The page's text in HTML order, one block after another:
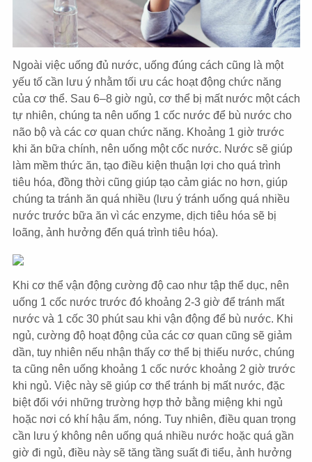
Ngoài việc uống đủ nước, uống đúng cách cũng là một
yếu tố cần lưu ý nhằm tối ưu các hoạt động chức năng
của cơ thể. Sau 6–8 giờ ngủ, cơ thể bị mất nước một cách
tự nhiên, chúng ta nên uống 1 cốc nước để bù nước cho
não bộ và các cơ quan chức năng. Khoảng 1 giờ trước
khi ăn bữa chính, nên uống một cốc nước. Nước sẽ giúp
làm mềm thức ăn, tạo điều kiện thuận lợi cho quá trình
tiêu hóa, đồng thời cũng giúp tạo cảm giác no hơn, giúp
chúng ta tránh ăn quá nhiều (lưu ý tránh uống quá nhiều
nước trước bữa ăn vì các enzyme, dịch tiêu hóa sẽ bị
loãng, ảnh hưởng đến quá trình tiêu hóa).
Khi cơ thể vận động cường độ cao như tập thể dục, nên
uống 1 cốc nước trước đó khoảng 2-3 giờ để tránh mất
nước và 1 cốc 30 phút sau khi vận động để bù nước. Khi
ngủ, cường độ hoạt động của các cơ quan cũng sẽ giảm
dần, tuy nhiên nếu nhận thấy cơ thể bị thiếu nước, chúng
ta cũng nên uống khoảng 1 cốc nước khoảng 2 giờ trước
khi ngủ. Việc này sẽ giúp cơ thể tránh bị mất nước, đặc
biệt đối với những trường hợp thở bằng miệng khi ngủ
hoặc nơi có khí hậu ấm, nóng. Tuy nhiên, điều quan trọng
cần lưu ý không nên uống quá nhiều nước hoặc quá gần
giờ đi ngủ, điều này sẽ tăng tầng suất đi tiểu, ảnh hưởng